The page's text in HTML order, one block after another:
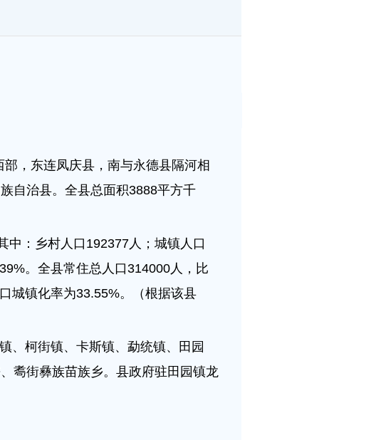
，东连凤庆县，南与永德县隔河相
自治县。全县总面积3888平方千
：乡村人口192377人；城镇人口
。全县常住总人口314000人，比
城镇化率为33.55%。（根据该县
柯街镇、卡斯镇、勐统镇、田园
耈街彝族苗族乡。县政府驻田园镇龙